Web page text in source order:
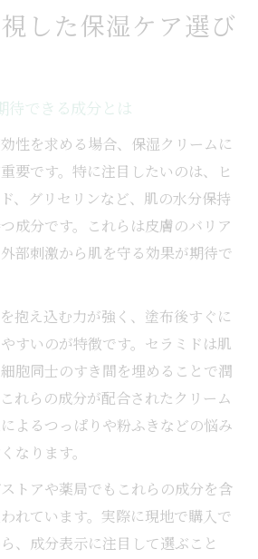
した保湿ケア選び
待できる成分とは
性を求める場合、保湿クリームに
要です。特に注目したいのは、ヒ
、グリセリンなど、肌の水分保持
成分です。これらは皮膚のバリア
部刺激から肌を守る効果が期待で
抱え込む力が強く、塗布後すぐに
すいのが特徴です。セラミドは肌
胞同士のすき間を埋めることで潤
れらの成分が配合されたクリーム
よるつっぱりや粉ふきなどの悩み
なります。
トアや薬局でもこれらの成分を含
れています。実際に現地で購入で
、成分表示に注目して選ぶこと